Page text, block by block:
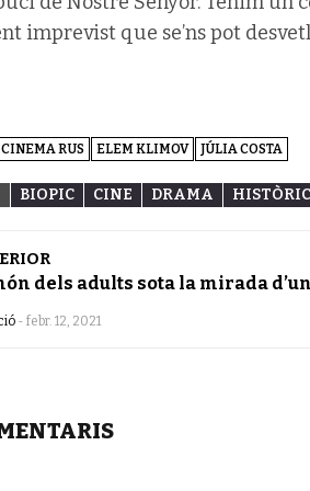
imprevist que se’ns pot
CINEMA RUS ELEM KLIMOV JÚLIA COSTA
BIOPIC CINE DRAMA HISTÒRIC
dels adults sota la mirada
- febr. 12, 2021